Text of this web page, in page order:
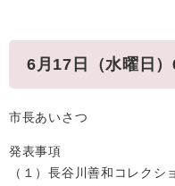
6月17日（水曜日
市長あいさつ
発表事項
（１）長谷川善和コレクシ